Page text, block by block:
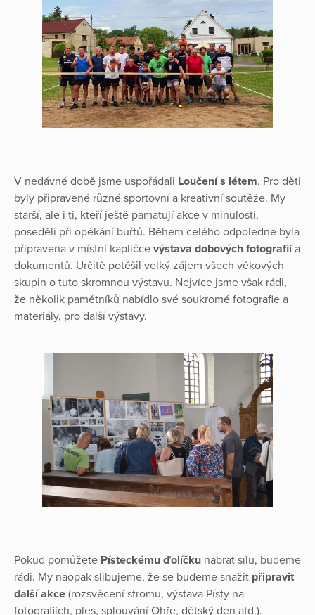
V nedávné době jsme uspořádali Loučení s létem. Pro děti
byly připravené různé sportovní a kreativní soutěže. My
starší, ale i ti, kteří ještě pamatují akce v minulosti,
poseděli při opékání buřtů. Během celého odpoledne byla
připravena v místní kapličce výstava dobových fotografiía
dokumentů. Určitě potěšil velký zájem všech věkových
skupin o tuto skromnou výstavu. Nejvíce jsme však rádi,
že několik pamětníků nabídlo své soukromé fotografie a
materiály, pro další výstavy.
Pokud pomůžete Písteckému ďolíčku nabrat sílu, budeme
rádi. My naopak slibujeme, že se budeme snažit připravit
další akce (rozsvěcení stromu, výstava Písty na
fotografiích, ples, splouvání Ohře, dětský den atd.).